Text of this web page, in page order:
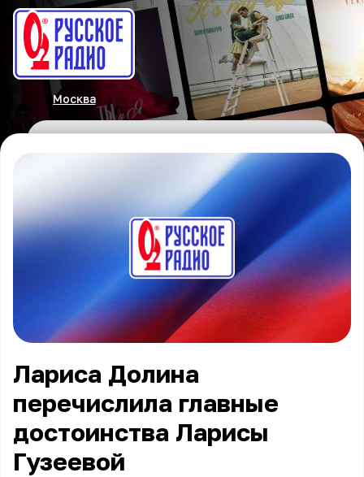
Москва
Лариса Долина
перечислила главные
достоинства Ларисы
Гузеевой